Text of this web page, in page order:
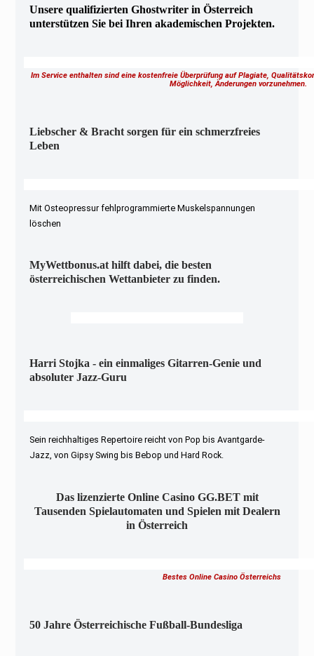
Unsere qualifizierten Ghostwriter in Österreich
unterstützen Sie bei Ihren akademischen Projekten.
Im Service enthalten sind eine kostenfreie Überprüfung auf Plagiate,
Möglichkeit, Änderungen vorzunehmen.
Liebscher & Bracht sorgen für ein schmerzfreies
Leben
Mit Osteopressur fehlprogrammierte Muskelspannungen
löschen
MyWettbonus.at hilft dabei, die besten
österreichischen Wettanbieter zu finden.
Harri Stojka - ein einmaliges Gitarren-Genie und
absoluter Jazz-Guru
Sein reichhaltiges Repertoire reicht von Pop bis Avantgarde-
Jazz, von Gipsy Swing bis Bebop und Hard Rock.
Das lizenzierte Online Casino GG.BET mit
Tausenden Spielautomaten und Spielen mit Dealern
in Österreich
Bestes Online Casino Österreichs
50 Jahre Österreichische Fußball-Bundesliga